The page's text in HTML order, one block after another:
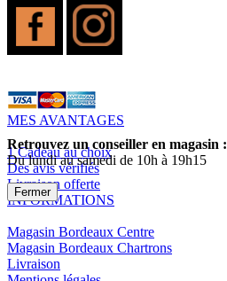
MES AVANTAGES
1 Cadeau au choix
Des avis vérifiés
Livraison offerte
INFORMATIONS
Magasin Bordeaux Centre
Magasin Bordeaux Chartrons
Livraison
Retrouvez un conseiller en magasin :
Du lundi au samedi de 10h à 19h15
Fermer